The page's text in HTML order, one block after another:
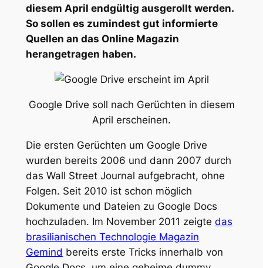
diesem April endgültig ausgerollt werden.
So sollen es zumindest gut informierte
Quellen an das Online Magazin
herangetragen haben.
Google Drive soll nach Gerüchten in diesem
April erscheinen.
Die ersten Gerüchten um Google Drive
wurden bereits 2006 und dann 2007 durch
das Wall Street Journal aufgebracht, ohne
Folgen. Seit 2010 ist schon möglich
Dokumente und Dateien zu Google Docs
hochzuladen. Im November 2011 zeigte das
brasilianischen Technologie Magazin
Gemind bereits erste Tricks innerhalb von